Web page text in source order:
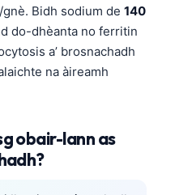
Bidh sodium de 140
do-dhèanta no ferritin
a’ brosnachadh
na àireamh
obair-lann as